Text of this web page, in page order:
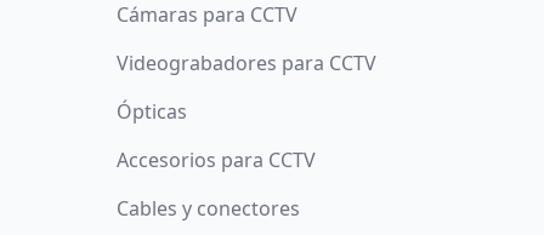
Cámaras para CCTV
Videograbadores para CCTV
Ópticas
Accesorios para CCTV
Cables y conectores